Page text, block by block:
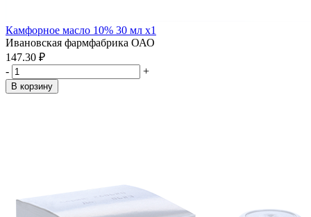
Камфорное масло 10% 30 мл x1
Ивановская фармфабрика ОАО
147.30 ₽
-
+
В корзину